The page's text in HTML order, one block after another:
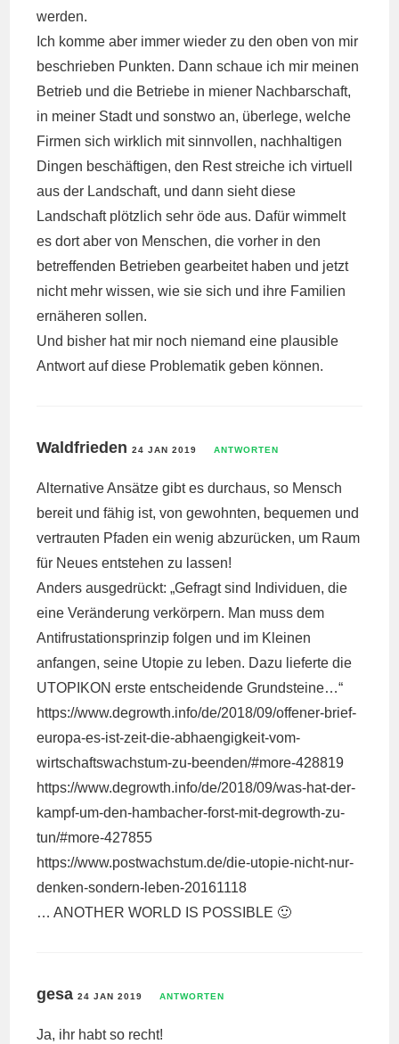
werden.
Ich komme aber immer wieder zu den oben von mir
beschrieben Punkten. Dann schaue ich mir meinen
Betrieb und die Betriebe in miener Nachbarschaft,
in meiner Stadt und sonstwo an, überlege, welche
Firmen sich wirklich mit sinnvollen, nachhaltigen
Dingen beschäftigen, den Rest streiche ich virtuell
aus der Landschaft, und dann sieht diese
Landschaft plötzlich sehr öde aus. Dafür wimmelt
es dort aber von Menschen, die vorher in den
betreffenden Betrieben gearbeitet haben und jetzt
nicht mehr wissen, wie sie sich und ihre Familien
ernäheren sollen.
Und bisher hat mir noch niemand eine plausible
Antwort auf diese Problematik geben können.
Waldfrieden24 JAN 2019 ANTWORTEN
Alternative Ansätze gibt es durchaus, so Mensch
bereit und fähig ist, von gewohnten, bequemen und
vertrauten Pfaden ein wenig abzurücken, um Raum
für Neues entstehen zu lassen!
Anders ausgedrückt: „Gefragt sind Individuen, die
eine Veränderung verkörpern. Man muss dem
Antifrustationsprinzip folgen und im Kleinen
anfangen, seine Utopie zu leben. Dazu lieferte die
UTOPIKON erste entscheidende Grundsteine…“
https://www.degrowth.info/de/2018/09/offener-brief-
europa-es-ist-zeit-die-abhaengigkeit-vom-
wirtschaftswachstum-zu-beenden/#more-428819
https://www.degrowth.info/de/2018/09/was-hat-der-
kampf-um-den-hambacher-forst-mit-degrowth-zu-
tun/#more-427855
https://www.postwachstum.de/die-utopie-nicht-nur-
denken-sondern-leben-20161118
… ANOTHER WORLD IS POSSIBLE 🙂
gesa24 JAN 2019 ANTWORTEN
Ja, ihr habt so recht!